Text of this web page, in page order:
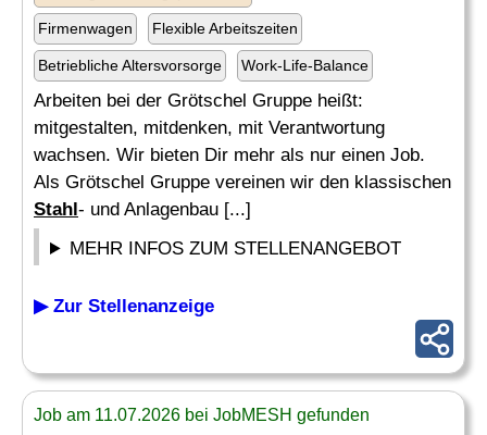
Firmenwagen Flexible Arbeitszeiten
Betriebliche Altersvorsorge Work-Life-Balance
Arbeiten bei der Grötschel Gruppe heißt:
mitgestalten, mitdenken, mit Verantwortung
wachsen. Wir bieten Dir mehr als nur einen Job.
Als Grötschel Gruppe vereinen wir den klassischen
Stahl- und Anlagenbau [...]
MEHR INFOS ZUM STELLENANGEBOT
▶ Zur Stellenanzeige
Job am 11.07.2026 bei JobMESH gefunden